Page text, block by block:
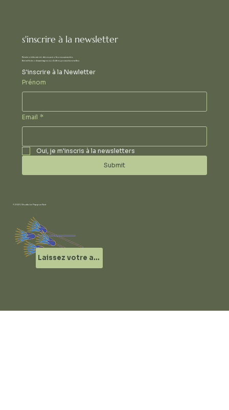
s'inscrire à la newsletter
Restez informé et découvrez les nouveautés.
Bénéficiez d'avantages ou d'offres promotionnelles
S'inscrire à la Newletter
Prénom
Email *
Oui, je m'inscris à la newsletters
Submit
© 2025 Studio Le Papyrus Noir
Laissez votre avis !